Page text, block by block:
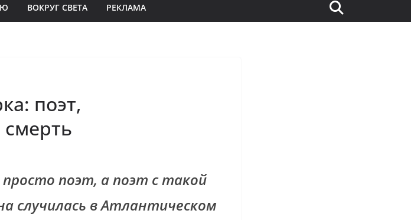
ВОКРУГ СВЕТА РЕКЛАМА
поэт,
поэт, а поэт с такой
случилась в Атлантическом